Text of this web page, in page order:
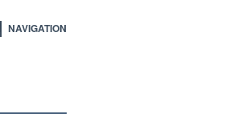
NAVIGATION